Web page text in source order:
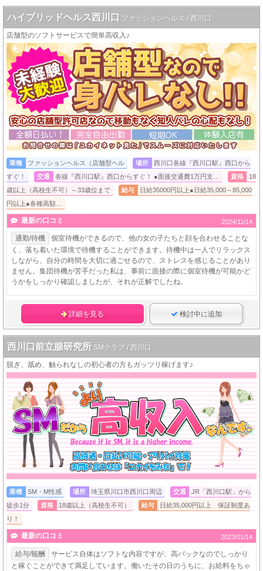
ハイブリッドヘルス西川口 ファッションヘルス / 西川口
店舗型のソフトサービスで簡単高収入♪
業種 ファッションヘルス（店舗型ヘル 場所
西川口各線『西川口駅』西口から
すぐ！
交通 各線『西川口駅』西口からすぐ！ ●面接交通費1万円支… 資格
18
歳以上（高校生不可）～33歳位まで
給与
日給35000円以上●日給35,000～85,000
円以上●各種高額…
最新の口コミ 2024/11/14
通勤/待機
個室待機ができるので、他の女の子たちと顔を合わせることな
く、落ち着いた環境で待機することができます。待機中は一人でリラックス
しながら、自分の時間を大切に過ごせるので、ストレスを感じることがあり
ません。集団待機が苦手だった私は、事前に面接の際に個室待機が可能かど
うかをしっかり確認しましたが、それが正解でしたね。
詳細を見る 検討中に追加
西川口前立腺研究所 SMクラブ / 西川口
脱ぎ、舐め、触られなしの初心者の方もガッツリ稼げます♪
業種 SM・M性感 場所 埼玉県川口市西川口周辺 交通
JR「西川口駅」から
徒歩1分
資格 18歳以上（高校生不可） 給与
日給35,000円以上 保証制度あ
り！
最新の口コミ 2023/01/14
給与/報酬
サービス自体はソフトな内容ですが、高バックなのでしっかり
と稼ぐことができて満足しています。働いたその日のうちに、お給料をちゃ